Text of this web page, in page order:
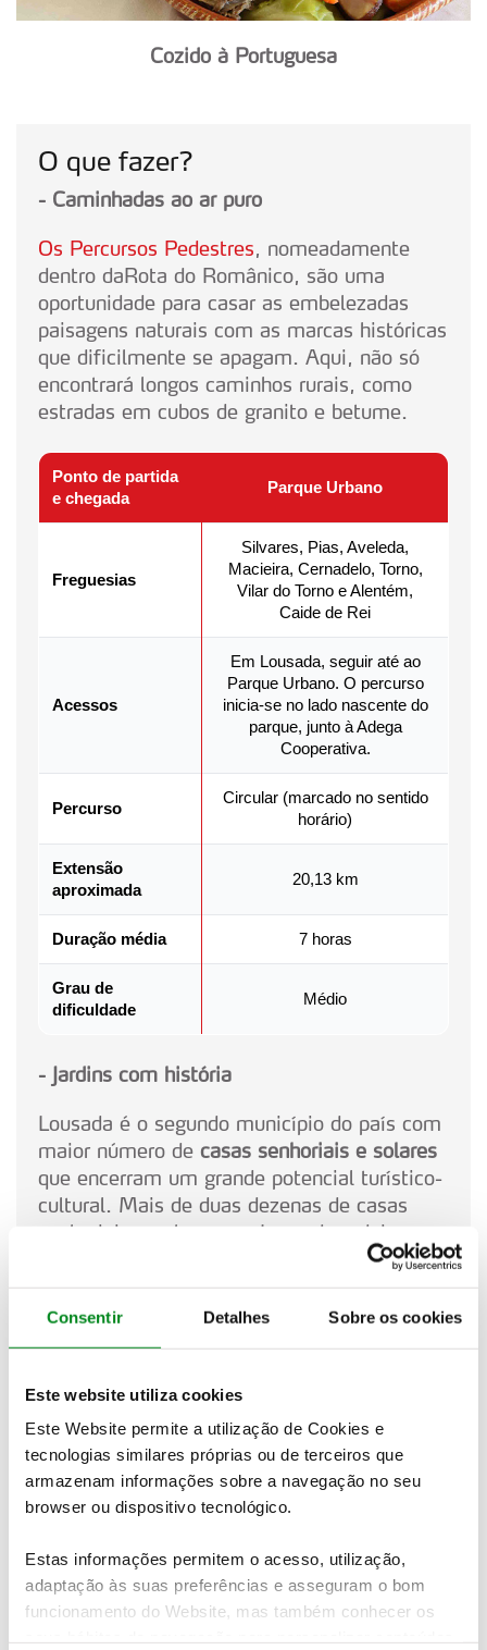
Consentir Detalhes Sobre os cookies
Este website utiliza cookies
Este Website permite a utilização de Cookies e
tecnologias similares próprias ou de terceiros que
armazenam informações sobre a navegação no seu
browser ou dispositivo tecnológico.
Estas informações permitem o acesso, utilização,
adaptação às suas preferências e asseguram o bom
funcionamento do Website, mas também conhecer os
Cozido à Portuguesa
O que fazer?
- Caminhadas ao ar puro
Os Percursos Pedestres, nomeadamente
dentro daRota do Românico, são uma
oportunidade para casar as embelezadas
paisagens naturais com as marcas históricas
que dificilmente se apagam. Aqui, não só
encontrará longos caminhos rurais, como
estradas em cubos de granito e betume.
Ponto de partida
e chegada
Parque Urbano
Freguesias
Silvares, Pias, Aveleda,
Macieira, Cernadelo, Torno,
Vilar do Torno e Alentém,
Caide de Rei
Acessos
Em Lousada, seguir até ao
Parque Urbano. O percurso
inicia-se no lado nascente do
parque, junto à Adega
Cooperativa.
Percurso
Circular (marcado no sentido
horário)
Extensão
aproximada
20,13 km
Duração média 7 horas
Grau de
dificuldade
Médio
- Jardins com história
Lousada é o segundo município do país com
maior número de casas senhoriais e solares
que encerram um grande potencial turístico-
cultural. Mais de duas dezenas de casas
senhoriais e solares em Lousada rodeiam-se
de bosques, matas e jardins históricos
exuberantes, compostos por uma grande
diversidade de flora, arquitetura e um legado
histórico incalculável, destes autênticos